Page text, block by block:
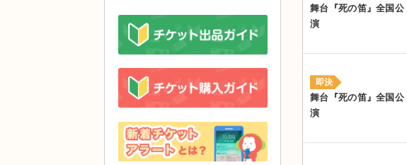
舞台『死の笛』全国公
演
即決
舞台『死の笛』全国公
演